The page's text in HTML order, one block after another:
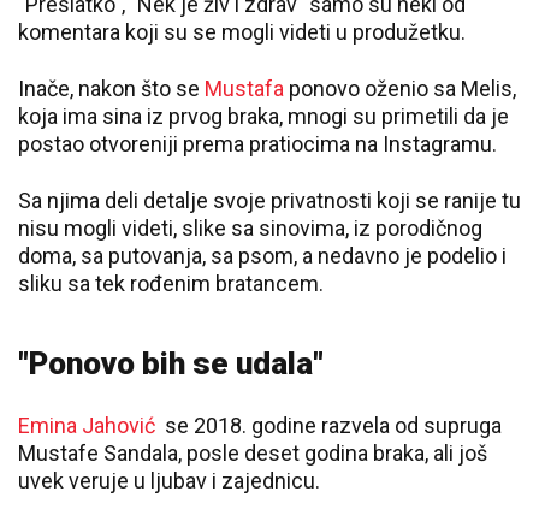
komentara koji su se mogli videti u produžetku.
Inače, nakon što se Mustafa ponovo oženio sa Melis,
koja ima sina iz prvog braka, mnogi su primetili da je
postao otvoreniji prema pratiocima na Instagramu.
Sa njima deli detalje svoje privatnosti koji se ranije tu
nisu mogli videti, slike sa sinovima, iz porodičnog
doma, sa putovanja, sa psom, a nedavno je podelio i
sliku sa tek rođenim bratancem.
"Ponovo bih se udala"
Emina Jahović se 2018. godine razvela od supruga
Mustafe Sandala, posle deset godina braka, ali još
uvek veruje u ljubav i zajednicu.